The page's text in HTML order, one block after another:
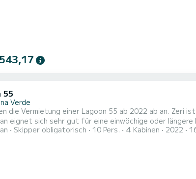
55
Verde
einer Lagoon 55 ab 2022 ab an. Zeri ist ein Katamaran, der sich perfekt zum Mieten eignet. Dieser
sich sehr gut für eine einwöchige oder längere Kreuzfahrt. Das Boot verfügt über 4
für 8 Personen. Mit einer Gesamtlänge von 17
Skipper obligatorisch 10 Pers. 4 Kabinen 2022